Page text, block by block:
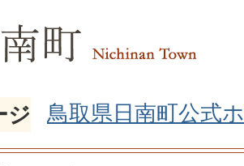
ジ 鳥取県日南町公式